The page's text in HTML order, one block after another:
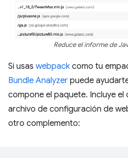
Reduce el informe de
Si usas webpack como tu
Bundle Analyzer puede
compone el paquete. Incluye el
archivo de configuración de
otro complemento: